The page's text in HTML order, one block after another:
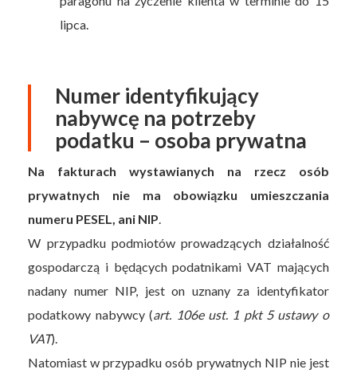
lipca.
Numer identyfikujący
nabywcę na potrzeby
podatku – osoba prywatna
Na fakturach wystawianych na rzecz osób
prywatnych nie ma obowiązku umieszczania
numeru PESEL, ani NIP
W przypadku podmiotów prowadzących działalność
gospodarczą i będących podatnikami VAT mających
nadany numer NIP, jest on uznany za identyfikator
podatkowy nabywcy (art. 106e ust. 1 pkt 5 ustawy o
VAT).
Natomiast w przypadku osób prywatnych NIP nie jest